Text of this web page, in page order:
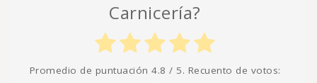
Carnicería?
Promedio de puntuación 4.8 / 5. Recuento de votos: